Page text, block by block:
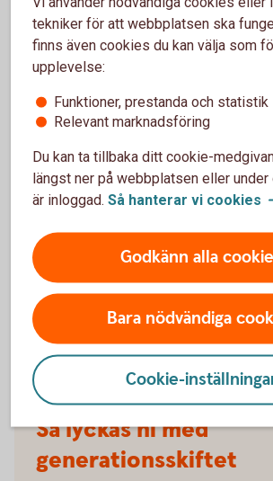
Private Banking
tillgång till några av marknadens mest
rådgivare.
Private Banking för entreprenörer
miljoner kr attplacera)
Så lyckas ni med
generationsskiftet
tekniker för att webbplatsen ska
finns även cookies du kan välja som
upplevelse:
Funktioner, prestanda och statistik
Relevant marknadsföring
Du kan ta tillbaka ditt cookie-
längst ner på webbplatsen eller under
är inloggad. Så hanterar vi cookies
Godkänn alla
Bara nödvändiga
Cookie-